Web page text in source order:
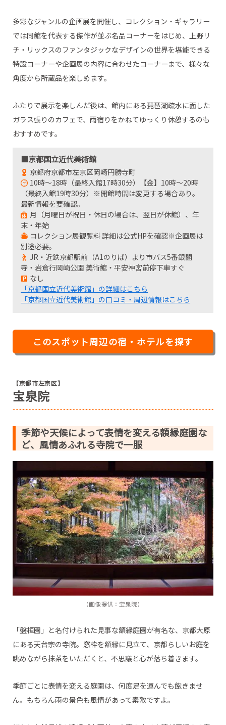
多彩なジャンルの企画展を開催し、コレクション・ギャラリー
では同館を代表する傑作が並ぶ名品コーナーをはじめ、上野リ
チ・リックスのファンタジックなデザインの世界を堪能できる
特設コーナーや企画展の内容に合わせたコーナーまで、様々な
角度から所蔵品を楽しめます。
ふたりで展示を楽しんだ後は、館内にある琵琶湖疏水に面した
ガラス張りのカフェで、雨宿りをかねてゆっくり休憩するのも
おすすめです。
■京都国立近代美術館
京都府京都市左京区岡崎円勝寺町
10時～18時（最終入館17時30分）【金】10時～20時
（最終入館19時30分）※開館時間は変更する場合あり。
最新情報を要確認。
月（月曜日が祝日・休日の場合は、翌日が休館）、年
末・年始
コレクション展観覧料 詳細は公式HPを確認※企画展は
別途必要。
JR・近鉄京都駅前（A1のりば）より市バス5番銀閣
寺・岩倉行岡崎公園 美術館・平安神宮前停下車すぐ
なし
「京都国立近代美術館」の詳細はこちら
「京都国立近代美術館」の口コミ・周辺情報はこちら
このスポット周辺の宿・ホテルを探す
【京都市左京区】
宝泉院
季節や天候によって表情を変える額縁庭園な
ど、風情あふれる寺院で一服
（画像提供：宝泉院）
「盤桓園」と名付けられた見事な額縁庭園が有名な、京都大原
にある天台宗の寺院。窓枠を額縁に見立て、京都らしいお庭を
眺めながら抹茶をいただくと、不思議と心が落ち着きます。
季節ごとに表情を変える庭園は、何度足を運んでも飽きませ
ん。もちろん雨の景色も風情があって素敵ですよ。